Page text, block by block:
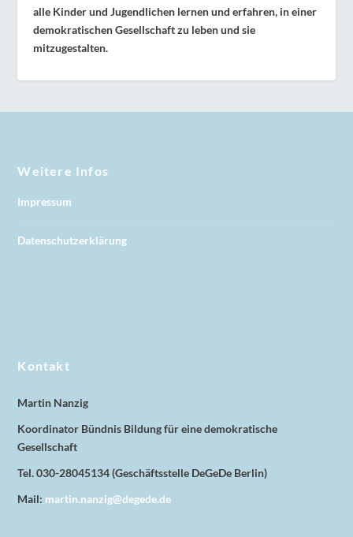
alle Kinder und Jugendlichen lernen und erfahren, in einer
demokratischen Gesellschaft zu leben und sie
mitzugestalten.
Weitere Infos
Impressum
Datenschutzerklärung
Kontakt
Martin Nanzig
Koordinator Bündnis Bildung für eine demokratische
Gesellschaft
Tel. 030-28045134 (Geschäftsstelle DeGeDe Berlin)
Mail: martin.nanzig@degede.de